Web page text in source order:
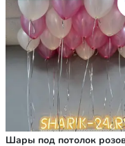
Шары под потолок